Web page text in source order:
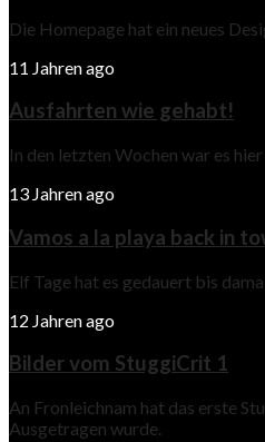
Die Homepage hat ein neues
11 Jahren ago
Ausfahrten wie gehabt!
In den letzten Wochen war es
13 Jahren ago
Vamos a la playa back in
Elf Tage hat es gedauert bis
12 Jahren ago
Bilder vom StuggiCrit 1
An Fronleichnam hat das erste
Ausgetragen wurde.